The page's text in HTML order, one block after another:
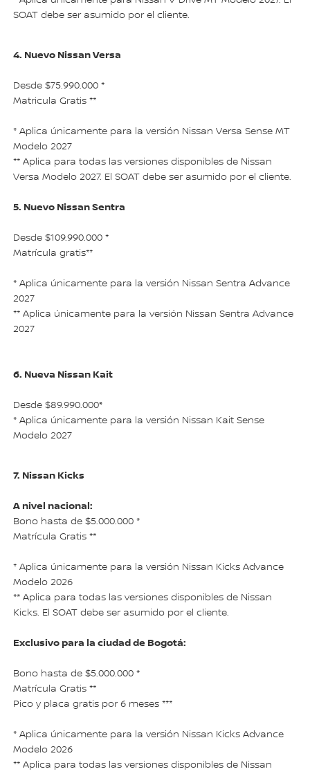
SOAT debe ser asumido por el cliente.
4. Nuevo Nissan Versa
Desde $75.990.000 *
Matricula Gratis **
* Aplica únicamente para la versión Nissan Versa Sense MT
Modelo 2027
** Aplica para todas las versiones disponibles de Nissan
Versa Modelo 2027. El SOAT debe ser asumido por el cliente.
5. Nuevo Nissan Sentra
Desde $109.990.000 *
Matrícula gratis**
* Aplica únicamente para la versión Nissan Sentra Advance
2027
** Aplica únicamente para la versión Nissan Sentra Advance
2027
6. Nueva Nissan Kait
Desde $89.990.000*
* Aplica únicamente para la versión Nissan Kait Sense
Modelo 2027
7. Nissan Kicks
A nivel nacional:
Bono hasta de $5.000.000 *
Matrícula Gratis **
* Aplica únicamente para la versión Nissan Kicks Advance
Modelo 2026
** Aplica para todas las versiones disponibles de Nissan
Kicks. El SOAT debe ser asumido por el cliente.
Exclusivo para la ciudad de Bogotá:
Bono hasta de $5.000.000 *
Matrícula Gratis **
Pico y placa gratis por 6 meses ***
* Aplica únicamente para la versión Nissan Kicks Advance
Modelo 2026
** Aplica para todas las versiones disponibles de Nissan